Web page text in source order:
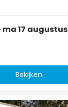
17 augustus
Bekijken